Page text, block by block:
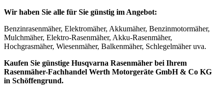
Wir haben Sie alle für Sie günstig im Angebot:
Benzinrasenmäher, Elektromäher, Akkumäher, Benzinmotormäher,
Mulchmäher, Elektro-Rasenmäher, Akku-Rasenmäher,
Hochgrasmäher, Wiesenmäher, Balkenmäher, Schlegelmäher uva.
Kaufen Sie günstige Husqvarna Rasenmäher bei Ihrem
Rasenmäher-Fachhandel Werth Motorgeräte GmbH & Co KG
in Schöffengrund.